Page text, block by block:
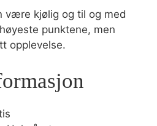
være kjølig og til og med
punktene, men
opplevelse.